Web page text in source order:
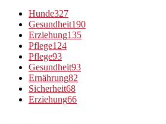
Hunde327
Gesundheit190
Erziehung135
Pflege124
Pflege93
Gesundheit93
Ernährung82
Sicherheit68
Erziehung66